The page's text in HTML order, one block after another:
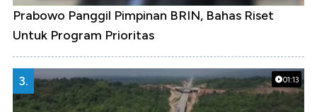
Prabowo Panggil Pimpinan BRIN, Bahas Riset
Untuk Program Prioritas
01:13
3.